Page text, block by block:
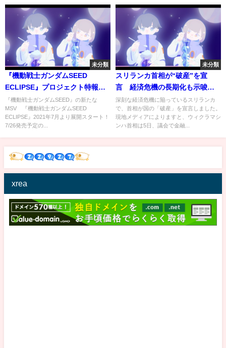
未分類
『機動戦士ガンダムSEED
ECLIPSE』プロジェクト特報映
像
『機動戦士ガンダムSEED』の新たな
MSV 『機動戦士ガンダムSEED
ECLIPSE』2021年7月より展開スタート！
7/26発売予定の...
未分類
スリランカ首相が“破産”を宣
言 経済危機の長期化も示唆
(2022年7月6日)
深刻な経済危機に陥っているスリランカ
で、首相が国の「破産」を宣言しました。
現地メディアによりますと、ウィクラマシ
ンハ首相は5日、議会で金融...
xrea